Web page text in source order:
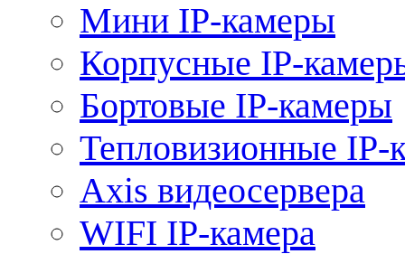
Мини IP-камеры
Корпусные IP-
Бортовые IP-камеры
Тепловизионные IP-
Axis видеосервера
WIFI IP-камера